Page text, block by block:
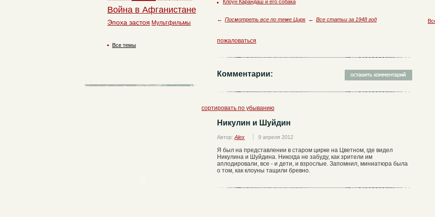
Клоун Карандаш и его собака
← Посмотреть все по теме Цирк ← Все статьи за 1948 год
пожаловаться
Комментарии:
сортировать по убыванию
Никулин и Шуйдин
Автор: Alex 9 апреля 2012
Я был на представлении в старом цирке на Цветном, где видел
Никулина и Шуйдина. Никогда не забуду, как зрители им
аплодировали, все - и дети, и взрослые. Запомнил, миниатюра была
о том, как клоуны тащили бревно.
Война в Афганистане
Эпоха застоя Мультфильмы
Все темы